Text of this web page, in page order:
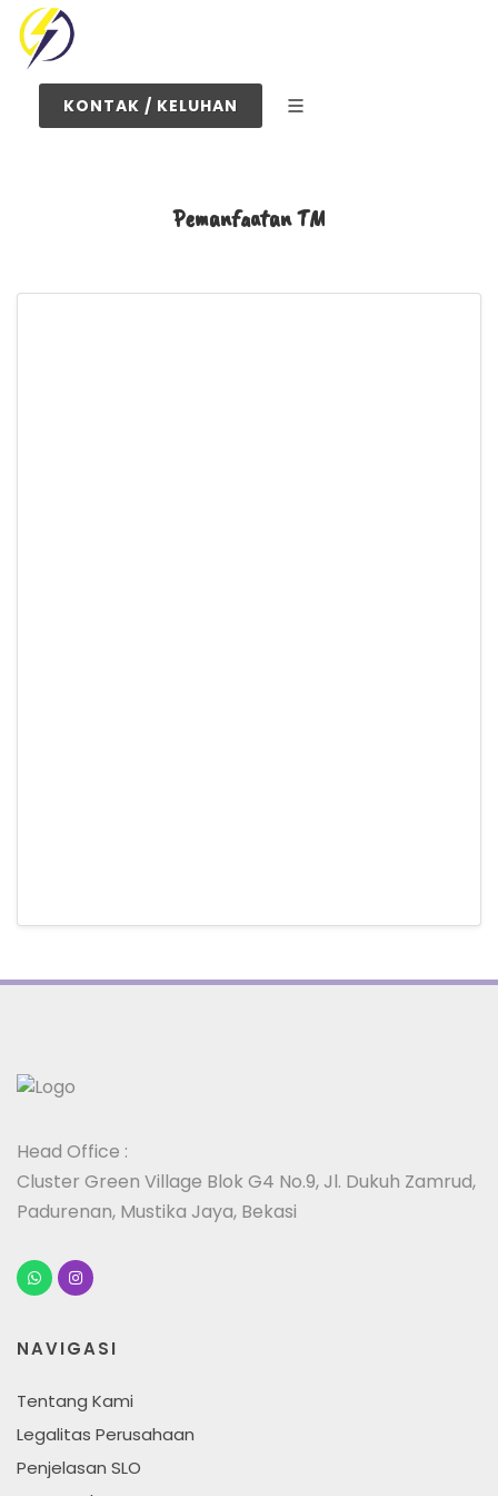
KONTAK / KELUHAN
Pemanfaatan TM
Head Office :
Cluster Green Village Blok G4 No.9, Jl. Dukuh Zamrud,
Padurenan, Mustika Jaya, Bekasi
NAVIGASI
Tentang Kami
Legalitas Perusahaan
Penjelasan SLO